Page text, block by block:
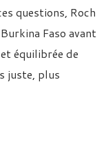
questions, Roch
Faso avant
équilibrée de
juste, plus